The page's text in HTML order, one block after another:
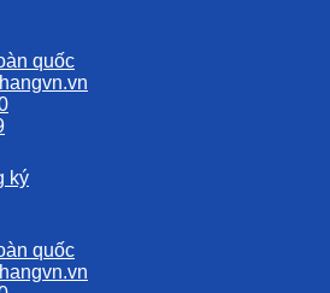
quốc
ký
quốc